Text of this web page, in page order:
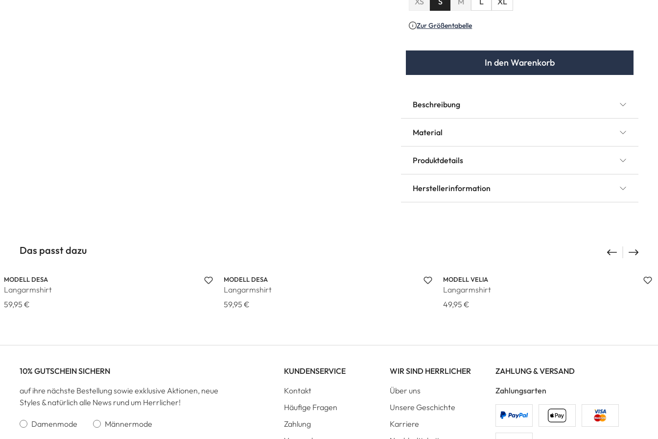
(Diese Option ist zurzeit nicht verfügbar.)
Zur Größentabelle
In den Warenkorb
Beschreibung
Material
Produktdetails
Herstellerinformation
Das passt dazu
MODELL DESA
Langarmshirt
59,95 €
MODELL DESA
Langarmshirt
59,95 €
MODELL VELIA
Langarmshirt
49,95 €
10% GUTSCHEIN SICHERN
auf ihre nächste Bestellung sowie exklusive Aktionen, neue
Styles & natürlich alle News rund um Herrlicher!
Damenmode Männermode
KUNDENSERVICE
Kontakt
Häufige Fragen
Zahlung
WIR SIND HERRLICHER
Über uns
Unsere Geschichte
Karriere
ZAHLUNG & VERSAND
Zahlungsarten